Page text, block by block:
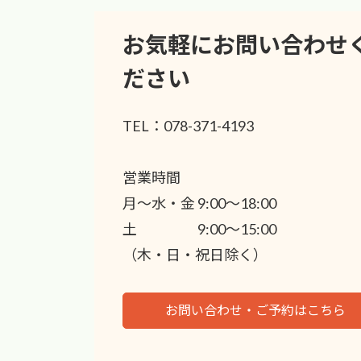
お気軽にお問い合わせ
ださい
TEL：078-371-4193
営業時間
月〜水・金 9:00〜18:00
土 9:00〜15:00
（木・日・祝日除く）
お問い合わせ・ご予約はこちら